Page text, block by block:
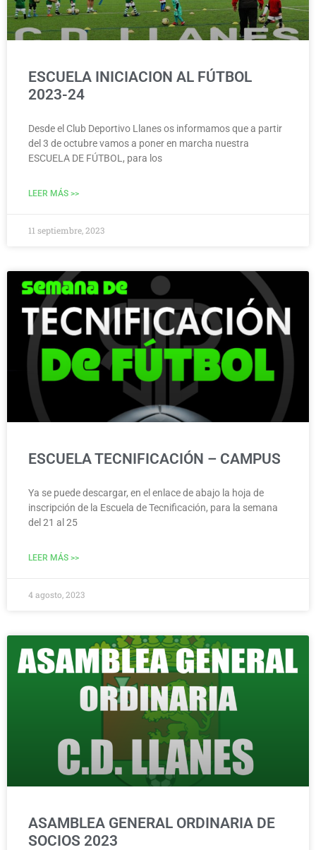
ESCUELA INICIACION AL FÚTBOL
2023-24
Desde el Club Deportivo Llanes os informamos que a partir
del 3 de octubre vamos a poner en marcha nuestra
ESCUELA DE FÚTBOL, para los
LEER MÁS >>
11 septiembre, 2023
ESCUELA TECNIFICACIÓN – CAMPUS
Ya se puede descargar, en el enlace de abajo la hoja de
inscripción de la Escuela de Tecnificación, para la semana
del 21 al 25
LEER MÁS >>
4 agosto, 2023
ASAMBLEA GENERAL ORDINARIA DE
SOCIOS 2023